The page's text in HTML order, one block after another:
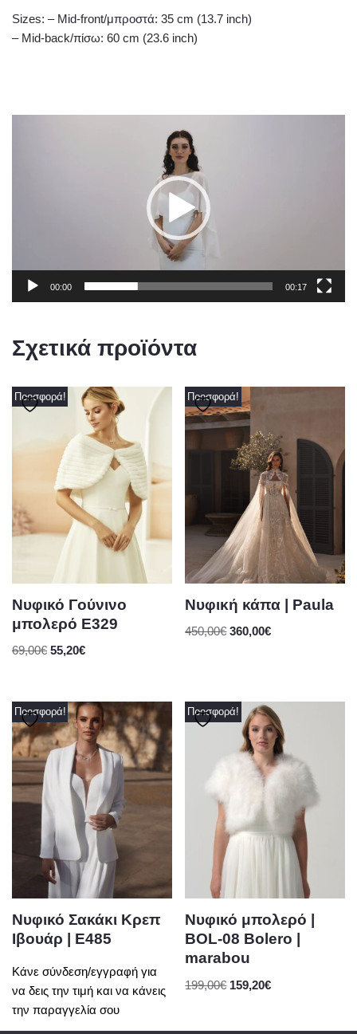
Sizes: – Mid-front/μπροστά: 35 cm (13.7 inch)
– Mid-back/πίσω: 60 cm (23.6 inch)
00:00 00:17
Σχετικά προϊόντα
Προσφορά!
Νυφικό Γούνινο
μπολερό E329
69,00€ 55,20€
Προσφορά!
Νυφική κάπα | Paula
450,00€ 360,00€
Προσφορά!
Νυφικό Σακάκι Κρεπ
Ιβουάρ | E485
Κάνε σύνδεση/εγγραφή για
να δεις την τιμή και να κάνεις
την παραγγελία σου
Προσφορά!
Νυφικό μπολερό |
BOL-08 Bolero |
marabou
199,00€ 159,20€